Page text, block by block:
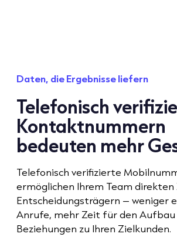
Daten, die Ergebnisse liefern
Telefonisch
Kontaktnummern
bedeuten mehr
Telefonisch verifizierte
ermöglichen Ihrem Team direkten
Entscheidungsträgern – weniger
Anrufe, mehr Zeit für den Aufbau
Beziehungen zu Ihren Zielkunden.